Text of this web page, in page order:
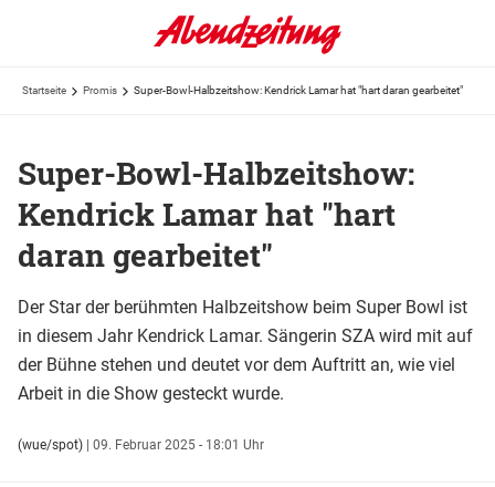
Startseite Promis Super-Bowl-Halbzeitshow: Kendrick Lamar hat "hart daran gearbeitet"
Super-Bowl-Halbzeitshow:
Kendrick Lamar hat "hart
daran gearbeitet"
Der Star der berühmten Halbzeitshow beim Super Bowl ist
in diesem Jahr Kendrick Lamar. Sängerin SZA wird mit auf
der Bühne stehen und deutet vor dem Auftritt an, wie viel
Arbeit in die Show gesteckt wurde.
(wue/spot) | 09. Februar 2025 - 18:01 Uhr